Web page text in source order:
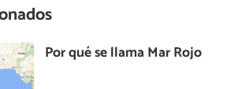
Por qué se llama Mar Rojo